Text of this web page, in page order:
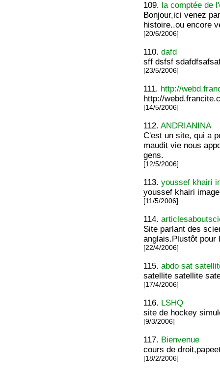
109. la comptée de
Bonjour,ici venez
histoire..ou encore
[20/6/2006]
110.dafd
sff dsfsf
[23/5/2006]
111. http://
http://
[14/5/2006]
112.ANDRIANINA
C'est un site, qui a
maudit vie nous
gens.
[12/5/2006]
113.youssef khairi
youssef khairi
[11/5/2006]
114.
Site parlant des
anglais.Plustôt pour
[22/4/2006]
115.abdo sat
satellite satellite
[17/4/2006]
116. LSHQ
site de hockey
[9/3/2006]
117. Bienvenue
cours de
[18/2/2006]